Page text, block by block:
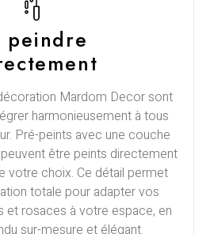
peindre
Mardom Decor sont
harmonieusement à tous
Pré-peints avec une couche
être peints directement
votre choix. Ce détail permet
totale pour adapter vos
et rosaces à votre espace, en
sur-mesure et élégant.